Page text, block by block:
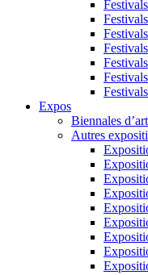
Expos
Biennales
Autres